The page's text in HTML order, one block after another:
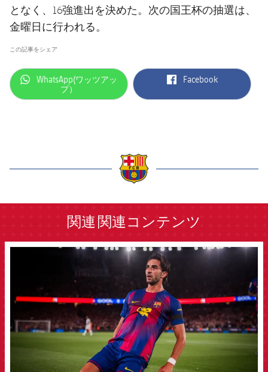
となく、16強進出を決めた。次の国王杯の抽選は、
金曜日に行われる。
この記事をシェア
label.aria.whatsapp
WhatsApp(ワッツアッ
プ）
label.aria.facebook
Facebook
関連 関連コンテンツ
FCB Barcelona badge